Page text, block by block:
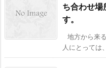
ち合わせ場
す。
地方から来
人にとっては